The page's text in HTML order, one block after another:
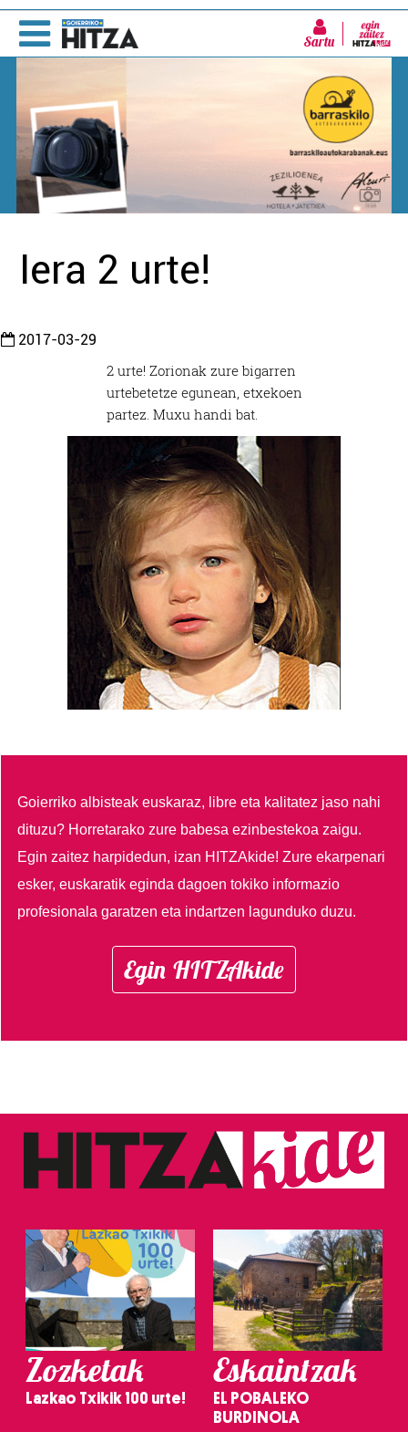
Sartu
Iera 2 urte!
2017-03-29
2 urte! Zorionak zure bigarren
urtebetetze egunean, etxekoen
partez. Muxu handi bat.
Goierriko albisteak euskaraz, libre eta kalitatez jaso nahi
dituzu? Horretarako zure babesa ezinbestekoa zaigu.
Egin zaitez harpidedun, izan HITZAkide!Zure ekarpenari
esker, euskaratik eginda dagoen tokiko informazio
profesionala garatzen eta indartzen lagunduko duzu.
Egin HITZAkide
Zozketak
Lazkao Txikik 100 urte!
Eskaintzak
EL POBALEKO
BURDINOLA